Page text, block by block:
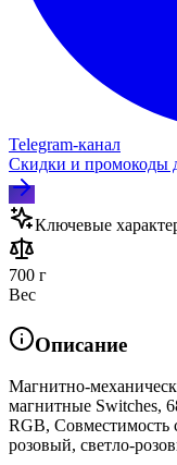
Telegram‑канал
Скидки и промокоды
Ключевые
700 г
Вес
Описание
Магнитно-
магнитные Switches,
RGB, Совместимость
розовый, светло-